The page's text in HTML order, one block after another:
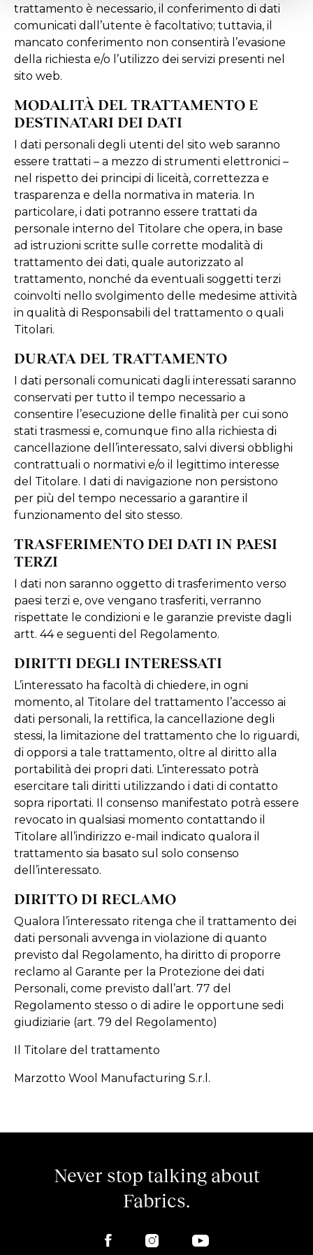
trattamento è necessario, il conferimento di dati
comunicati dall’utente è facoltativo; tuttavia, il
mancato conferimento non consentirà l’evasione
della richiesta e/o l’utilizzo dei servizi presenti nel
sito web.
MODALITÀ DEL TRATTAMENTO E
DESTINATARI DEI DATI
I dati personali degli utenti del sito web saranno
essere trattati – a mezzo di strumenti elettronici –
nel rispetto dei principi di liceità, correttezza e
trasparenza e della normativa in materia. In
particolare, i dati potranno essere trattati da
personale interno del Titolare che opera, in base
ad istruzioni scritte sulle corrette modalità di
trattamento dei dati, quale autorizzato al
trattamento, nonché da eventuali soggetti terzi
coinvolti nello svolgimento delle medesime attività
in qualità di Responsabili del trattamento o quali
Titolari.
DURATA DEL TRATTAMENTO
I dati personali comunicati dagli interessati saranno
conservati per tutto il tempo necessario a
consentire l’esecuzione delle finalità per cui sono
stati trasmessi e, comunque fino alla richiesta di
cancellazione dell’interessato, salvi diversi obblighi
contrattuali o normativi e/o il legittimo interesse
del Titolare. I dati di navigazione non persistono
per più del tempo necessario a garantire il
funzionamento del sito stesso.
TRASFERIMENTO DEI DATI IN PAESI
TERZI
I dati non saranno oggetto di trasferimento verso
paesi terzi e, ove vengano trasferiti, verranno
rispettate le condizioni e le garanzie previste dagli
artt. 44 e seguenti del Regolamento.
DIRITTI DEGLI INTERESSATI
L’interessato ha facoltà di chiedere, in ogni
momento, al Titolare del trattamento l’accesso ai
dati personali, la rettifica, la cancellazione degli
stessi, la limitazione del trattamento che lo riguardi,
di opporsi a tale trattamento, oltre al diritto alla
portabilità dei propri dati. L’interessato potrà
esercitare tali diritti utilizzando i dati di contatto
sopra riportati. Il consenso manifestato potrà essere
revocato in qualsiasi momento contattando il
Titolare all’indirizzo e-mail indicato qualora il
trattamento sia basato sul solo consenso
dell’interessato.
DIRITTO DI RECLAMO
Qualora l’interessato ritenga che il trattamento dei
dati personali avvenga in violazione di quanto
previsto dal Regolamento, ha diritto di proporre
reclamo al Garante per la Protezione dei dati
Personali, come previsto dall’art. 77 del
Regolamento stesso o di adire le opportune sedi
giudiziarie (art. 79 del Regolamento)
Il Titolare del trattamento
Marzotto Wool Manufacturing S.r.l.
Never stop talking about
Fabrics.